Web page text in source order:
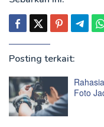
Posting terkait:
Foto